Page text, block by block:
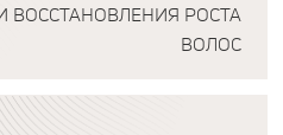
ВОССТАНОВЛЕНИЯ РОСТА
ВОЛОС